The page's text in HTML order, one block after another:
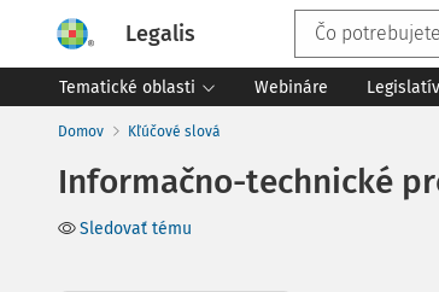
Legalis
Tematické oblasti Webináre
Domov Kľúčové slová
Informačno-technické
Sledovať tému